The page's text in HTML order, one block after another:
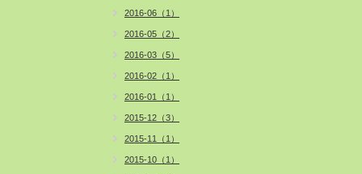
2016-06（1）
2016-05（2）
2016-03（5）
2016-02（1）
2016-01（1）
2015-12（3）
2015-11（1）
2015-10（1）